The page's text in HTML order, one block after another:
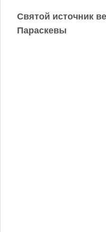
Святой источник
Параскевы